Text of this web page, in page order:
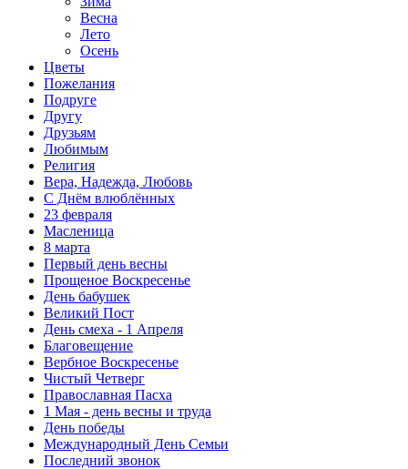
Весна
Лето
Осень
Цветы
Пожелания
Подруге
Другу
Друзьям
Любимым
Религия
Вера, Надежда, Любовь
С Днём влюблённых
23 февраля
Масленица
8 марта
Первый день весны
Прощеное Воскресенье
День бабушек
Великий Пост
День смеха - 1 Апреля
Благовещение
Вербное Воскресенье
Чистый Четверг
Православная Пасха
1 Мая - день весны и труда
День победы
Международный День Семьи
Последний звонок